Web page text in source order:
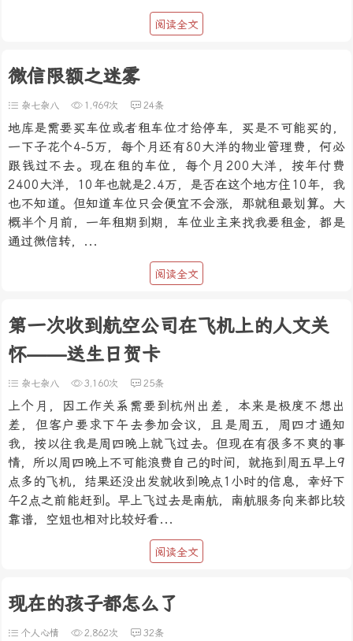
阅读全文
微信限额之迷雾
杂七杂八 1,969次 24条
地库是需要买车位或者租车位才给停车，买是不可能买的，
一下子花个4-5万，每个月还有80大洋的物业管理费，何必
跟钱过不去。现在租的车位，每个月200大洋，按年付费
2400大洋，10年也就是2.4万，是否在这个地方住10年，我
也不知道。但知道车位只会便宜不会涨，那就租最划算。大
概半个月前，一年租期到期，车位业主来找我要租金，都是
通过微信转，...
阅读全文
第一次收到航空公司在飞机上的人文关
怀——送生日贺卡
杂七杂八 3,160次 25条
上个月，因工作关系需要到杭州出差，本来是极度不想出
差，但客户要求下午去参加会议，且是周五，周四才通知
我，按以往我是周四晚上就飞过去。但现在有很多不爽的事
情，所以周四晚上不可能浪费自己的时间，就拖到周五早上9
点多的飞机，结果还没出发就收到晚点1小时的信息，幸好下
午2点之前能赶到。早上飞过去是南航，南航服务向来都比较
靠谱，空姐也相对比较好看...
阅读全文
现在的孩子都怎么了
个人心情 2,862次 32条